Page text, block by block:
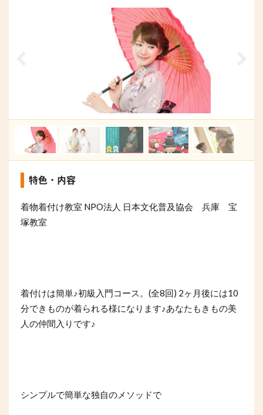
特色・内容
着物着付け教室 NPO法人 日本文化普及協会 兵庫 宝
塚教室
着付けは簡単♪初級入門コース。 (全8回 ) 2ヶ月後には10
分できものが着られる様になります♪あなたもきもの美
人の仲間入りです♪
シンプルで簡単な独自のメソッドで